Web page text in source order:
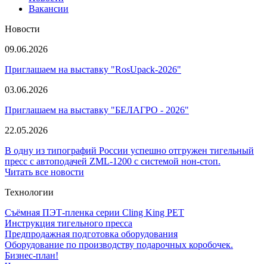
Вакансии
Новости
09.06.2026
Приглашаем на выставку "RosUpack-2026"
03.06.2026
Приглашаем на выставку "БЕЛАГРО - 2026"
22.05.2026
В одну из типографий России успешно отгружен тигельный
пресс с автоподачей ZML-1200 с системой нон-стоп.
Читать все новости
Технологии
Съёмная ПЭТ-пленка серии Cling King PET
Инструкция тигельного пресса
Предпродажная подготовка оборудования
Оборудование по производству подарочных коробочек.
Бизнес-план!